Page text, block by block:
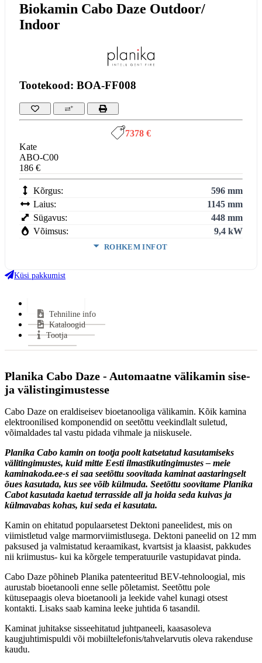
Biokamin Cabo Daze Outdoor/
Indoor
Tootekood: BOA-FF008
7378 €
Kate
ABO-C00
186 €
Kõrgus:
596 mm
Laius:
1145 mm
Sügavus:
448 mm
Võimsus:
9,4 kW
ROHKEM INFOT
Klaasi kuju:
Kütus:
Garantii:
Küsi pakkumist
Tehniline info
Kataloogid
Tootja
Planika Cabo Daze - Automaatne välikamin sise-
ja välistingimustesse
Cabo Daze on eraldiseisev bioetanooliga välikamin. Kõik kamina
elektroonilised komponendid on seetõttu veekindlalt suletud,
võimaldades tal vastu pidada vihmale ja niiskusele.
Planika Cabo kamin on tootja poolt katsetatud kasutamiseks
välitingimustes, kuid mitte Eesti ilmastikutingimustes – meie
kaminakoda.ee-s ei saa seetõttu soovitada kaminat aastaringselt
õues kasutada, kus see võib külmuda. Seetõttu soovitame Planika
Cabot kasutada kaetud terrasside all ja hoida seda kuivas ja
külmavabas kohas, kui seda ei kasutata.
Kamin on ehitatud populaarsetest Dektoni paneelidest, mis on
viimistletud valge marmorviimistlusega. Dektoni paneelid on 12 mm
paksused ja valmistatud keraamikast, kvartsist ja klaasist, pakkudes
nii kriimustus- kui ka kõrgele temperatuurile vastupidavat pinda.
Cabo Daze põhineb Planika patenteeritud BEV-tehnoloogial, mis
aurustab bioetanooli enne selle põletamist. Seetõttu pole
kütusepaagis oleva bioetanooli ja leekide vahel kunagi otsest
kontakti. Lisaks saab kamina leeke juhtida 6 tasandil.
Kaminat juhitakse sisseehitatud juhtpaneeli, kaasasoleva
kaugjuhtimispuldi või mobiiltelefonis/tahvelarvutis oleva rakenduse
kaudu.